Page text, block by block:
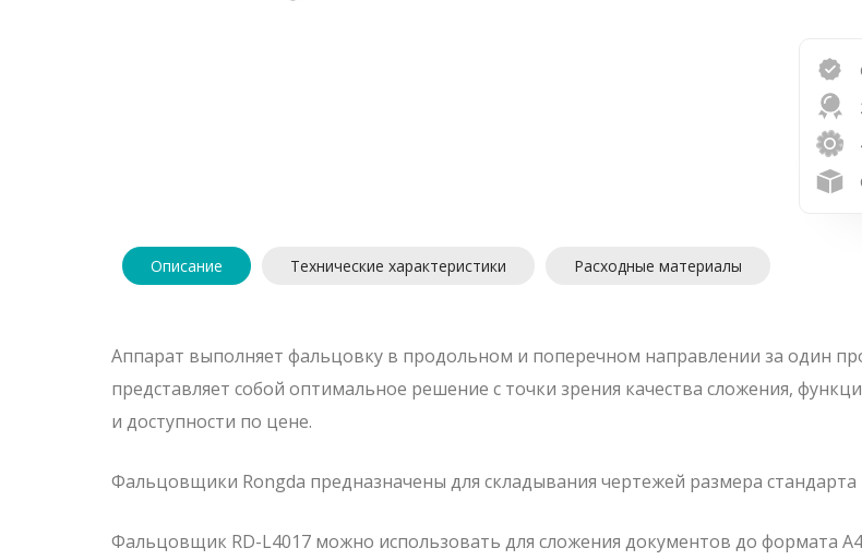
Описание Технические характеристики Расходные материалы
Аппарат выполняет фальцовку в продольном и поперечном направлении за один
представляет собой оптимальное решение с точки зрения качества сложения,
и доступности по цене.
Фальцовщики Rongda предназначены для складывания чертежей размера стандарта
Фальцовщик RD-L4017 можно использовать для сложения документов до формата